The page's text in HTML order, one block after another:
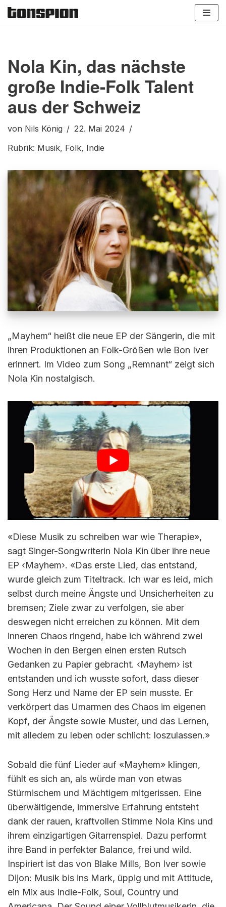
Nola Kin, das nächste
große Indie-Folk Talent
aus der Schweiz
von Nils König
22. Mai 2024
Rubrik: Musik, Folk, Indie
„Mayhem“ heißt die neue EP der Sängerin, die mit
ihren Produktionen an Folk-Größen wie Bon Iver
erinnert. Im Video zum Song „Remnant“ zeigt sich
Nola Kin nostalgisch.
«Diese Musik zu schreiben war wie Therapie»,
sagt Singer-Songwriterin Nola Kin über ihre neue
EP ‹Mayhem›. «Das erste Lied, das entstand,
wurde gleich zum Titeltrack. Ich war es leid, mich
selbst durch meine Ängste und Unsicherheiten zu
bremsen; Ziele zwar zu verfolgen, sie aber
deswegen nicht erreichen zu können. Mit dem
inneren Chaos ringend, habe ich während zwei
Wochen in den Bergen einen ersten Rutsch
Gedanken zu Papier gebracht. ‹Mayhem› ist
entstanden und ich wusste sofort, dass dieser
Song Herz und Name der EP sein musste. Er
verkörpert das Umarmen des Chaos im eigenen
Kopf, der Ängste sowie Muster, und das Lernen,
mit alledem zu leben oder schlicht: loszulassen.»
Sobald die fünf Lieder auf «Mayhem» klingen,
fühlt es sich an, als würde man von etwas
Stürmischem und Mächtigem mitgerissen. Eine
überwältigende, immersive Erfahrung entsteht
dank der rauen, kraftvollen Stimme Nola Kins und
ihrem einzigartigen Gitarrenspiel. Dazu performt
ihre Band in perfekter Balance, frei und wild.
Inspiriert ist das von Blake Mills, Bon Iver sowie
Dijon: Musik bis ins Mark, üppig und mit Attitude,
ein Mix aus Indie-Folk, Soul, Country und